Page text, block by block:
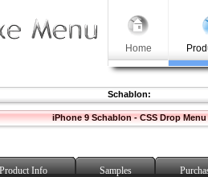
Home
Schablon:
iPhone 9 Schablon - CSS Drop Menu
Product Info Samples